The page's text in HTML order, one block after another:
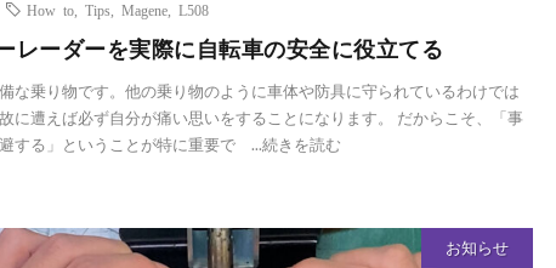
How to Tips Magene L508
レーダーを実際に自転車の安全に役立てる
な乗り物です。他の乗り物のように車体や防具に守られているわけでは
に遭えば必ず自分が痛い思いをすることになります。 だからこそ、「事
する」ということが特に重要で ...続きを読む
お知らせ